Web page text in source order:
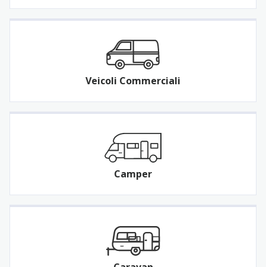
Veicoli Commerciali
Camper